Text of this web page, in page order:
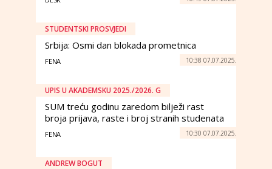
STUDENTSKI PROSVJEDI
Srbija: Osmi dan blokada prometnica
FENA 10:38 07.07.2025.
UPIS U AKADEMSKU 2025./2026. G
SUM treću godinu zaredom bilježi rast
broja prijava, raste i broj stranih studenata
FENA 10:30 07.07.2025.
ANDREW BOGUT